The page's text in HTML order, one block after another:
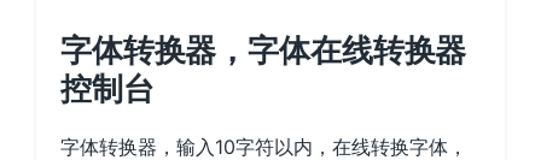
字体转换器，字体在线转换器
控制台
字体转换器，输入10字符以内，在线转换字体，